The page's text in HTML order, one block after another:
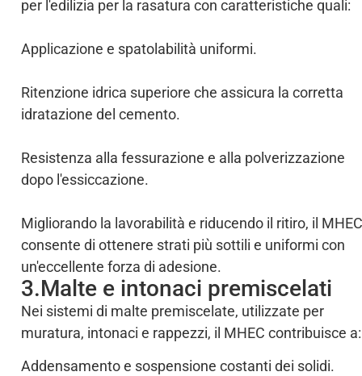
per l'edilizia per la rasatura con caratteristiche quali:
Applicazione e spatolabilità uniformi.
Ritenzione idrica superiore che assicura la corretta
idratazione del cemento.
Resistenza alla fessurazione e alla polverizzazione
dopo l'essiccazione.
Migliorando la lavorabilità e riducendo il ritiro, il MHEC
consente di ottenere strati più sottili e uniformi con
un'eccellente forza di adesione.
3.Malte e intonaci premiscelati
Nei sistemi di malte premiscelate, utilizzate per
muratura, intonaci e rappezzi, il MHEC contribuisce a:
Addensamento e sospensione costanti dei solidi.